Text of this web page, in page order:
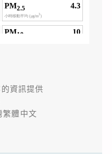
資訊提供
體中文